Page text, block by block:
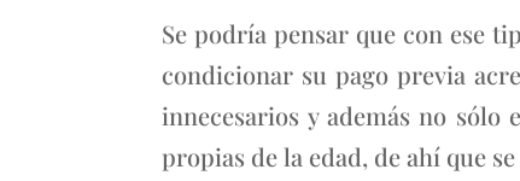
Se podría pensar que con ese
condicionar su pago previa
innecesarios y además no
propias de la edad, de ahí que